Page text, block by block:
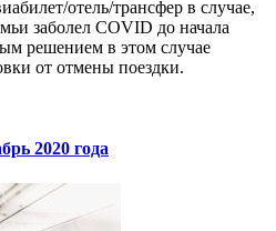
отель/трансфер в случае,
заболел COVID до начала
решением в этом случае
от отмены поездки.
2020 года